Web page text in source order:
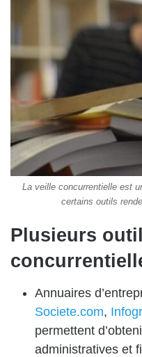
La veille concurrentielle est
certains outils
Plusieurs
Annuaires
Societe.com,
permettent
administratives et